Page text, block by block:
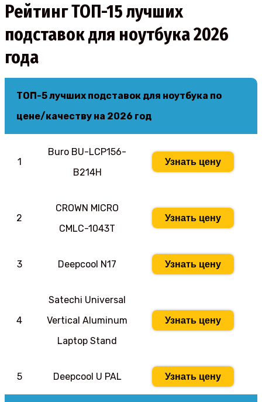
Рейтинг ТОП-15 лучших
подставок для ноутбука 2026
года
ТОП-5 лучших подставок для ноутбука по
цене/качеству на 2026 год
1
Buro BU-LCP156-
B214H
Узнать цену
2
CROWN MICRO
CMLC-1043T
Узнать цену
3 Deepcool N17 Узнать цену
4
Satechi Universal
Vertical Aluminum
Laptop Stand
Узнать цену
5 Deepcool U PAL Узнать цену